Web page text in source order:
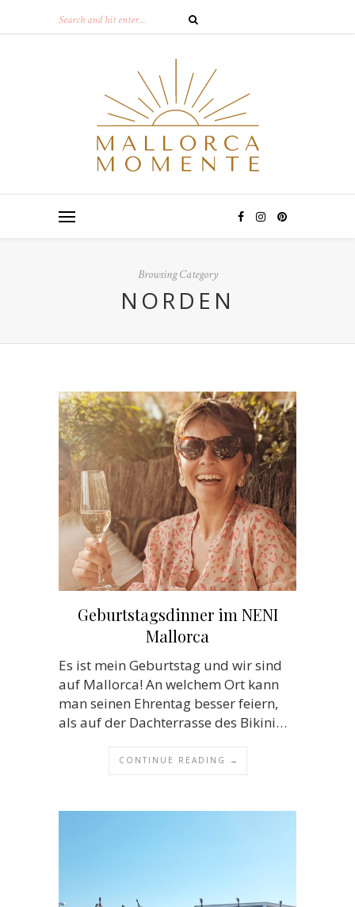
Browsing Category
NORDEN
Geburtstagsdinner im NENI
Mallorca
Es ist mein Geburtstag und wir sind
auf Mallorca! An welchem Ort kann
man seinen Ehrentag besser feiern,
als auf der Dachterrasse des Bikini…
CONTINUE READING →